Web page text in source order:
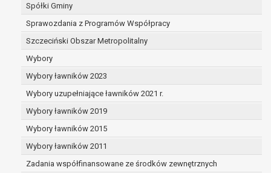
Spółki Gminy
Sprawozdania z Programów Współpracy
Szczeciński Obszar Metropolitalny
Wybory
Wybory ławników 2023
Wybory uzupełniające ławników 2021 r.
Wybory ławników 2019
Wybory ławników 2015
Wybory ławników 2011
Zadania współfinansowane ze środków zewnętrznych
zgodę na przetwarzanie danych
osobowych, która jest podstawą
przetwarzania danych i nie ma innej
danych,
dane osobowe przetwarzane są
niezgodnie z prawem,
dane osobowe muszą być usunięte w
celu wywiązania się z obowiązku
prawo do żądania ograniczenia
przetwarzania danych osobowych na